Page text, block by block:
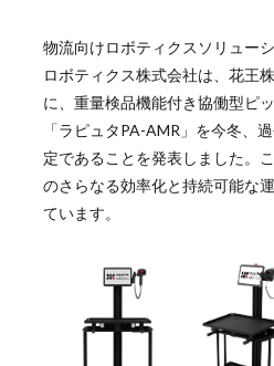
物流向けロボティクスソリュー
ロボティクス株式会社は、花王
に、重量検品機能付き協働型ピ
「ラピュタPA-AMR」を今冬、
定であることを発表しました。
のさらなる効率化と持続可能な
ています。